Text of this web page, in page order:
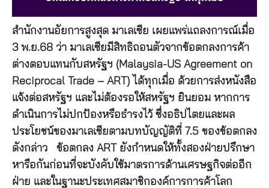
สำนักงานอัยการสูงสุด มาเลเซีย เผยแพร่แถลงการณ์เมื่อ
3 พ.ย.68 ว่า มาเลเซียมีสิทธิถอนตัวจากข้อตกลงการค้า
ต่างตอบแทนกับสหรัฐฯ (Malaysia-US Agreement on
Reciprocal Trade – ART) ได้ทุกเมื่อ ด้วยการส่งหนังสือ
แจ้งต่อสหรัฐฯ และไม่ต้องรอให้สหรัฐฯ ยินยอม หากการ
ดำเนินการไม่ปกป้องหรือธำรงไว้ ซึ่งอธิปไตยและผล
ประโยชน์ของมาเลเซียตามบทบัญญัติที่ 7.5 ของข้อตกลง
ดังกล่าว ข้อตกลง ART ยังกำหนดให้ทั้งสองฝ่ายปรึกษา
หารือกันก่อนที่จะบังคับใช้มาตรการด้านเศรษฐกิจต่ออีก
ฝ่าย และในฐานะประเทศสมาชิกองค์การการค้าโลก